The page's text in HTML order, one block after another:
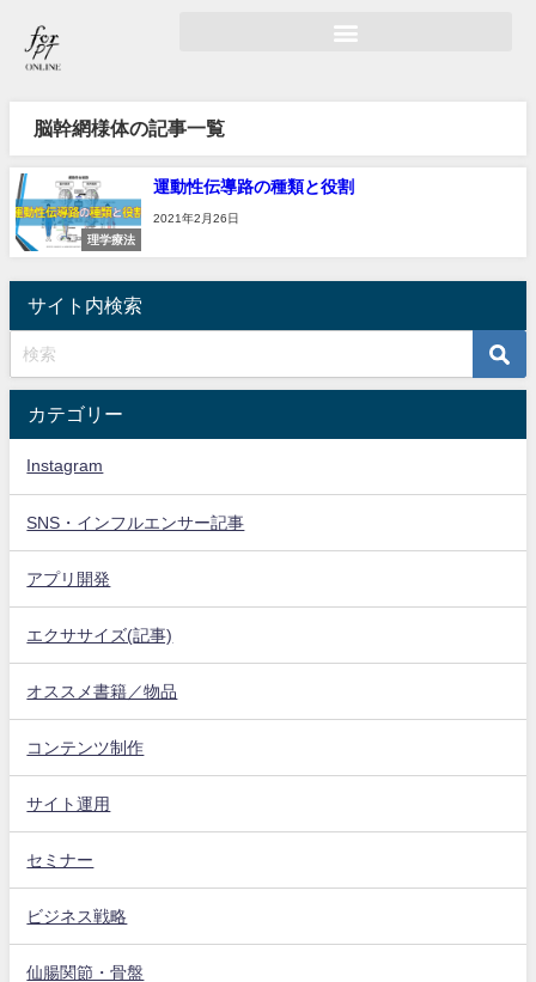
脳幹網様体の記事一覧
理学療法
運動性伝導路の種類と役割
2021年2月26日
サイト内検索
カテゴリー
Instagram
SNS・インフルエンサー記事
アプリ開発
エクササイズ(記事)
オススメ書籍／物品
コンテンツ制作
サイト運用
セミナー
ビジネス戦略
仙腸関節・骨盤